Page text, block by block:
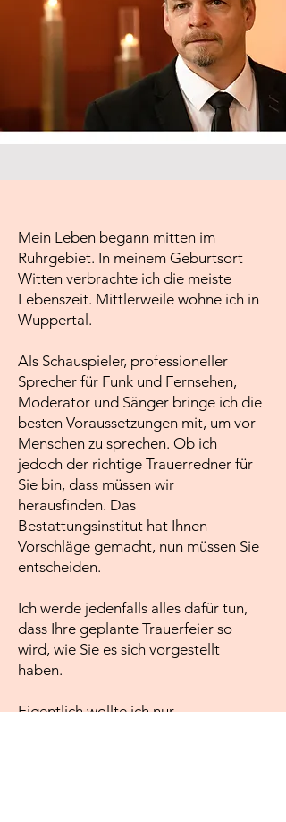
Mein Leben begann mitten im
Ruhrgebiet. In meinem Geburtsort
Witten verbrachte ich die meiste
Lebenszeit. Mittlerweile wohne ich in
Wuppertal.
Als Schauspieler, professioneller
Sprecher für Funk und Fernsehen,
Moderator und Sänger bringe ich die
besten Voraussetzungen mit, um vor
Menschen zu sprechen. Ob ich
jedoch der richtige Trauerredner für
Sie bin, dass müssen wir
herausfinden. Das
Bestattungsinstitut hat Ihnen
Vorschläge gemacht, nun müssen Sie
entscheiden.
Ich werde jedenfalls alles dafür tun,
dass Ihre geplante Trauerfeier so
wird, wie Sie es sich vorgestellt
haben.
Eigentlich wollte ich nur